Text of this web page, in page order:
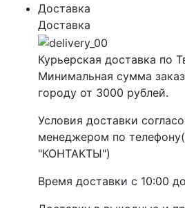
Доставка
Доставка
Курьерская доставка по
Минимальная сумма
городу от 3000 рублей.
Условия доставки
менеджером по
"КОНТАКТЫ")
Время доставки с 10:00